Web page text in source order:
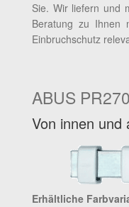
Sie. Wir liefern und
Beratung zu Ihnen
Einbruchschutz
ABUS
Von innen und
Erhältliche